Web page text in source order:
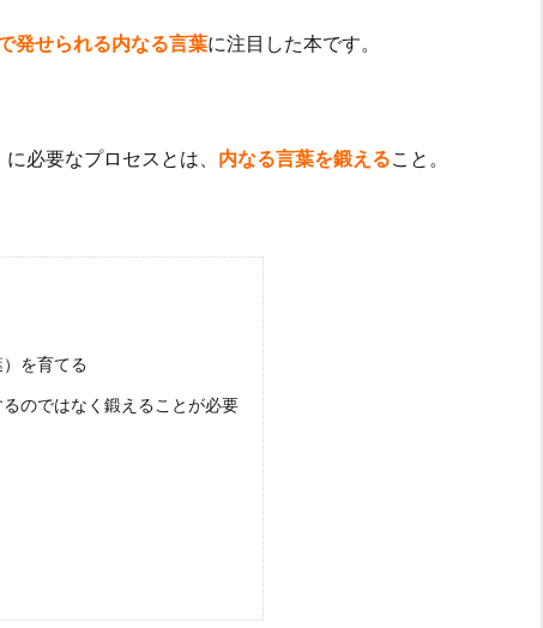
発せられる内なる言葉に注目した本です。
必要なプロセスとは、 内なる言葉を鍛えること。
を育てる
のではなく鍛えることが必要